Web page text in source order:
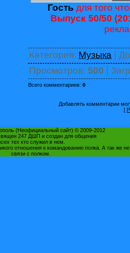
Гость для того
Выпуск 50/50
Категория: Музыка |
Просмотров: 500 |
Всего комментариев: 0
Добавлять комментарии
[
(Неофициальный сайт) © 2009-2012
247 ДШП и создан для общения
тех кто служил в нем.
отношения к командованию полка. А так же
связи с полком.